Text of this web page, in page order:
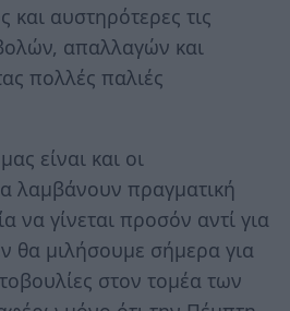
αυστηρότερες τις
απαλλαγών και
πολλές παλιές
είναι και οι
λαμβάνουν πραγματική
να γίνεται προσόν αντί για
θα μιλήσουμε σήμερα για
στον τομέα των